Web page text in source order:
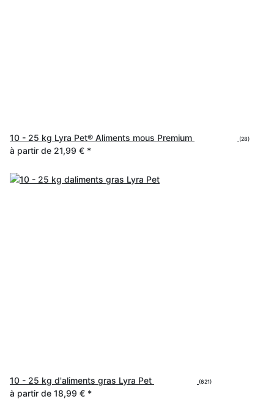
10 - 25 kg Lyra Pet® Aliments mous Premium (28)
à partir de 21,99 € *
10 - 25 kg d'aliments gras Lyra Pet (621)
à partir de 18,99 € *